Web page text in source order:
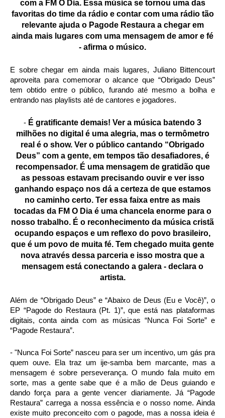
com a FM O Dia. Essa música se tornou uma das
favoritas do time da rádio e contar com uma rádio tão
relevante ajuda o Pagode Restaura a chegar em
ainda mais lugares com uma mensagem de amor e fé
- afirma o músico.
E sobre chegar em ainda mais lugares, Juliano Bittencourt
aproveita para comemorar o alcance que “Obrigado Deus”
tem obtido entre o público, furando até mesmo a bolha e
entrando nas playlists até de cantores e jogadores.
- É gratificante demais! Ver a música batendo 3
milhões no digital é uma alegria, mas o termômetro
real é o show. Ver o público cantando “Obrigado
Deus” com a gente, em tempos tão desafiadores, é
recompensador. É uma mensagem de gratidão que
as pessoas estavam precisando ouvir e ver isso
ganhando espaço nos dá a certeza de que estamos
no caminho certo. Ter essa faixa entre as mais
tocadas da FM O Dia é uma chancela enorme para o
nosso trabalho. É o reconhecimento da música cristã
ocupando espaços e um reflexo do povo brasileiro,
que é um povo de muita fé. Tem chegado muita gente
nova através dessa parceria e isso mostra que a
mensagem está conectando a galera - declara o
artista.
Além de “Obrigado Deus” e “Abaixo de Deus (Eu e Você)”, o
EP “Pagode do Restaura (Pt. 1)”, que está nas plataformas
digitais, conta ainda com as músicas “Nunca Foi Sorte” e
“Pagode Restaura”.
- "Nunca Foi Sorte” nasceu para ser um incentivo, um gás pra
quem ouve. Ela traz um ije-samba bem marcante, mas a
mensagem é sobre perseverança. O mundo fala muito em
sorte, mas a gente sabe que é a mão de Deus guiando e
dando força para a gente vencer diariamente. Já “Pagode
Restaura” carrega a nossa essência e o nosso nome. Ainda
existe muito preconceito com o pagode, mas a nossa ideia é